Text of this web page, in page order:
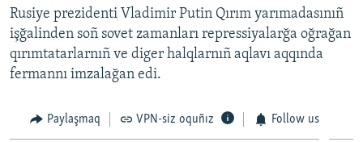
Rusiye prezidenti Vladimir Putin Qırım yarımadasınıñ
işğalinden soñ sovet zamanları repressiyalarğa oğrağan
qırımtatarlarnıñ ve diger halqlarnıñ aqlavı aqqında
fermannı imzalağan edi.
Paylaşmaq VPN-siz oquñız Follow us